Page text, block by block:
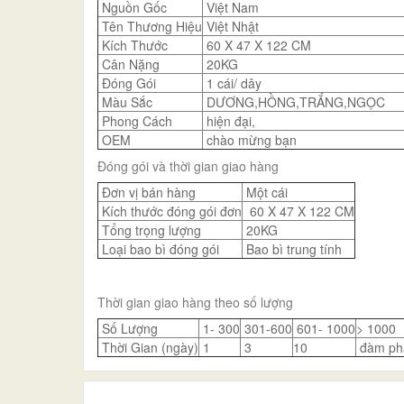
Nguồn Gốc
Việt Nam
Tên Thương Hiệu Việt Nhật
Kích Thước
60 X 47 X 122 CM
Cân Nặng
20KG
Đóng Gói
1 cái/ dây
Màu Sắc
DƯƠNG,HỒNG,TRẮNG,NGỌC
Phong Cách
hiện đại,
OEM
chào mừng bạn
Đóng gói và thời gian giao hàng
Đơn vị bán hàng
Một cái
Kích thước đóng gói đơn 60 X 47 X 122 CM
Tổng trọng lượng
20KG
Loại bao bì đóng gói
Bao bì trung tính
Thời gian giao hàng theo số lượng
Số Lượng
1- 300 301-600 601- 1000> 1000
Thời Gian (ngày) 1 3 10 đàm